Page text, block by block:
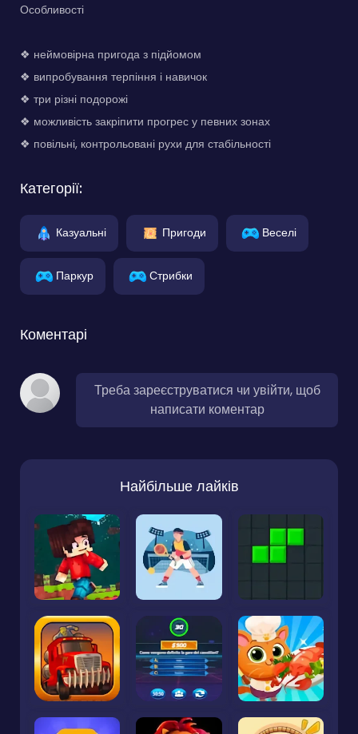
Особливості
❖ неймовірна пригода з підйомом
❖ випробування терпіння і навичок
❖ три різні подорожі
❖ можливість закріпити прогрес у певних зонах
❖ повільні, контрольовані рухи для стабільності
Категорії:
Казуальні Пригоди Веселі
Паркур Стрибки
Коментарі
Треба зареєструватися чи увійти, щоб
написати коментар
Найбільше лайків